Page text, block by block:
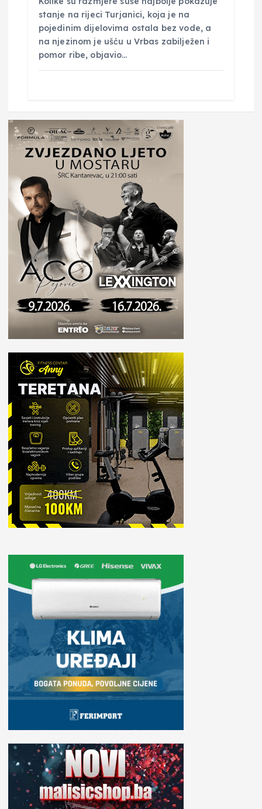
stanje na rijeci Turjanici, koja je na
pojedinim dijelovima ostala bez vode, a
na njezinom je ušću u Vrbas zabilježen i
pomor ribe, objavio…